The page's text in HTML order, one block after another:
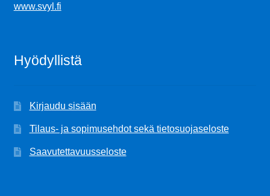
www.svyl.fi
Hyödyllistä
Kirjaudu sisään
Tilaus- ja sopimusehdot sekä tietosuojaseloste
Saavutettavuusseloste